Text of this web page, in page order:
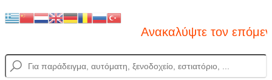
Ανακαλύψτε τον